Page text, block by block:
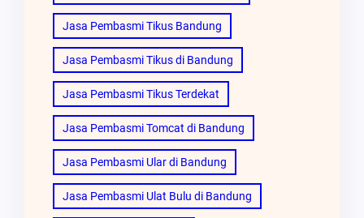
Jasa Pembasmi Tikus Bandung
Jasa Pembasmi Tikus di Bandung
Jasa Pembasmi Tikus Terdekat
Jasa Pembasmi Tomcat di Bandung
Jasa Pembasmi Ular di Bandung
Jasa Pembasmi Ulat Bulu di Bandung